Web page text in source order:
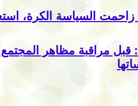
زاحمت السياسة الكرة،
مراقبة مظاهر